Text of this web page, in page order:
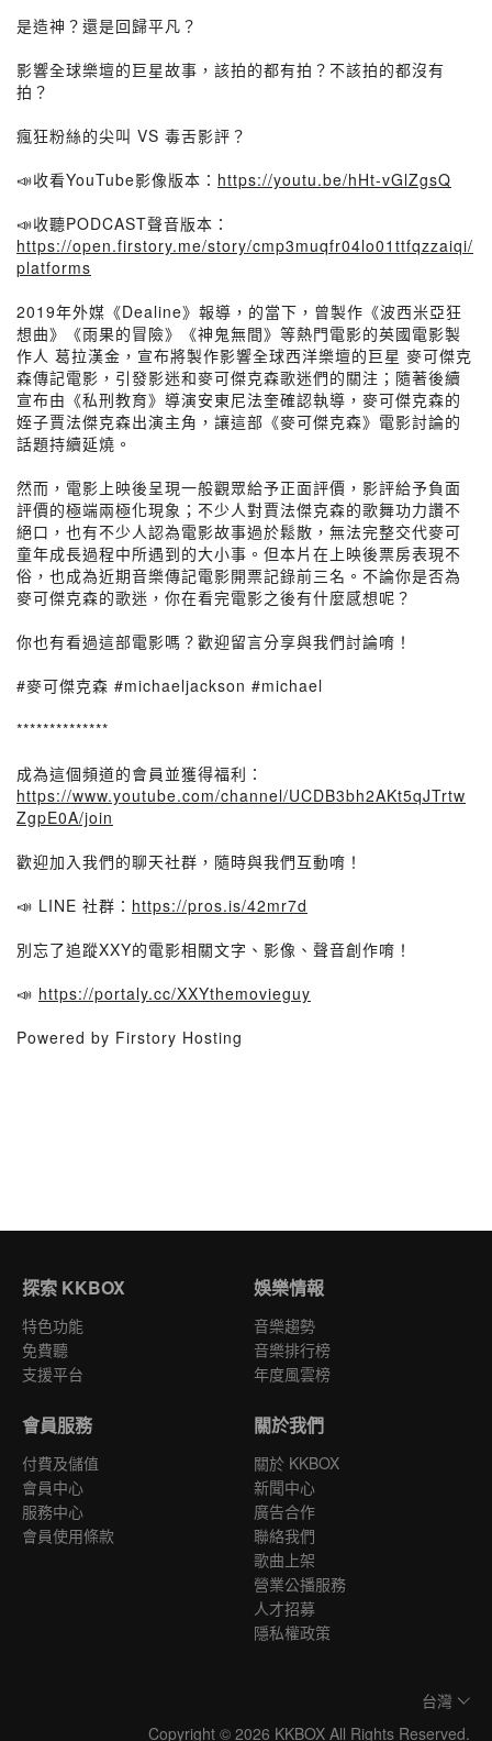
是造神？還是回歸平凡？
影響全球樂壇的巨星故事，該拍的都有拍？不該拍的都沒有
拍？
瘋狂粉絲的尖叫 VS 毒舌影評？
📣收看YouTube影像版本： https://youtu.be/hHt-vGlZgsQ
📣收聽PODCAST聲音版本：
https://open.firstory.me/story/cmp3muqfr04lo01ttfqzzaiqi/
platforms
2019年外媒《Dealine》報導，的當下，曾製作《波西米亞狂
想曲》《雨果的冒險》《神鬼無間》等熱門電影的英國電影製
作人 葛拉漢金，宣布將製作影響全球西洋樂壇的巨星 麥可傑克
森傳記電影，引發影迷和麥可傑克森歌迷們的關注；隨著後續
宣布由《私刑教育》導演安東尼法奎確認執導，麥可傑克森的
姪子賈法傑克森出演主角，讓這部《麥可傑克森》電影討論的
話題持續延燒。
然而，電影上映後呈現一般觀眾給予正面評價，影評給予負面
評價的極端兩極化現象；不少人對賈法傑克森的歌舞功力讚不
絕口，也有不少人認為電影故事過於鬆散，無法完整交代麥可
童年成長過程中所遇到的大小事。但本片在上映後票房表現不
俗，也成為近期音樂傳記電影開票記錄前三名。不論你是否為
麥可傑克森的歌迷，你在看完電影之後有什麼感想呢？
你也有看過這部電影嗎？歡迎留言分享與我們討論唷！
#麥可傑克森 #michaeljackson #michael
**************
成為這個頻道的會員並獲得福利：
https://www.youtube.com/channel/UCDB3bh2AKt5qJTrtw
ZgpE0A/join
歡迎加入我們的聊天社群，隨時與我們互動唷！
📣 LINE 社群： https://pros.is/42mr7d
別忘了追蹤XXY的電影相關文字、影像、聲音創作唷！
📣 https://portaly.cc/XXYthemovieguy
Powered by Firstory Hosting
探索 KKBOX
特色功能
免費聽
支援平台
娛樂情報
音樂趨勢
音樂排行榜
年度風雲榜
會員服務
付費及儲值
會員中心
服務中心
會員使用條款
關於我們
關於 KKBOX
新聞中心
廣告合作
聯絡我們
歌曲上架
營業公播服務
人才招募
隱私權政策
台灣
Copyright © 2026 KKBOX All Rights Reserved.